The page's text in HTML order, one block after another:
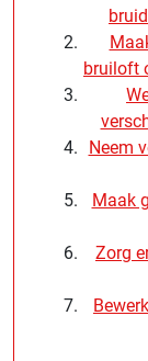
bruiloft
Neem
Maak
Zorg